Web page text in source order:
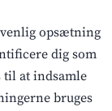
opsætning
dig som
til at indsamle
bruges